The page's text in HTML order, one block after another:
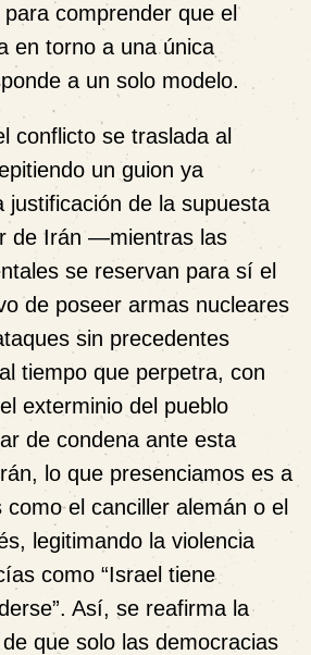
comprender que el
en torno a una única
a un solo modelo.
conflicto se traslada al
un guion ya
justificación de la supuesta
de Irán —mientras las
se reservan para sí el
de poseer armas nucleares
sin precedentes
tiempo que perpetra, con
exterminio del pueblo
de condena ante esta
lo que presenciamos es a
como el canciller alemán o el
legitimando la violencia
como “Israel tiene
Así, se reafirma la
que solo las democracias